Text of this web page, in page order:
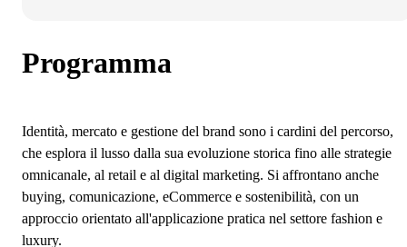
Programma
Identità, mercato e gestione del brand sono i cardini del percorso,
che esplora il lusso dalla sua evoluzione storica fino alle strategie
omnicanale, al retail e al digital marketing. Si affrontano anche
buying, comunicazione, eCommerce e sostenibilità, con un
approccio orientato all'applicazione pratica nel settore fashion e
luxury.